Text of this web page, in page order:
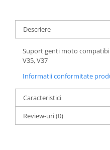
Descriere
Suport genti moto
V35, V37
Informatii conformitate
Caracteristici
Review-uri(0)